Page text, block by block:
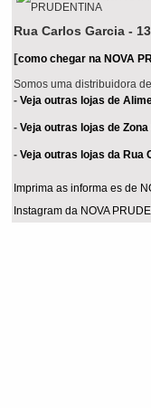
Rua Carlos Garcia -
[como chegar na NOVA
Somos uma distribuidora
- Veja outras lojas de
- Veja outras lojas de
- Veja outras lojas da Rua
Imprima as informa es de
Instagram da NOVA